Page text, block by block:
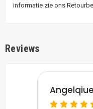
informatie zie ons
Reviews